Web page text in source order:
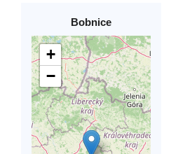
Bobnice
+
−